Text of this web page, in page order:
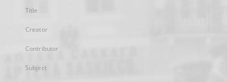
Title
Creator
Contributor
Subject